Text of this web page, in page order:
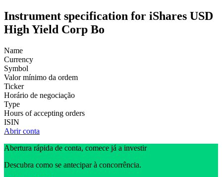
Instrument specification for iShares USD
High Yield Corp Bo
Name
Currency
Symbol
Valor mínimo da ordem
Ticker
Horário de negociação
Type
Hours of accepting orders
ISIN
Abrir conta
Abertura rápida de conta, comece já a investir
Descubra como se antecipar à concorrência.